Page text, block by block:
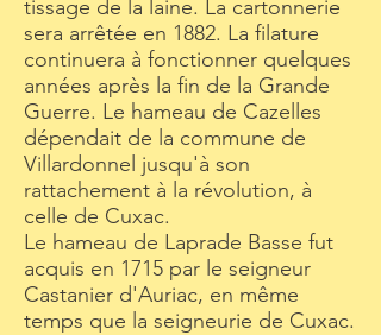
tissage de la laine. La cartonnerie
sera arrêtée en 1882. La filature
continuera à fonctionner quelques
années après la fin de la Grande
Guerre. Le hameau de Cazelles
dépendait de la commune de
Villardonnel jusqu'à son
rattachement à la révolution, à
celle de Cuxac.
Le hameau de Laprade Basse fut
acquis en 1715 par le seigneur
Castanier d'Auriac, en même
temps que la seigneurie de Cuxac.